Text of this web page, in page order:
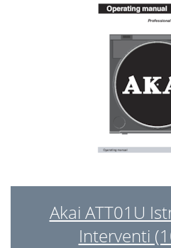
Akai ATT01U
Interventi